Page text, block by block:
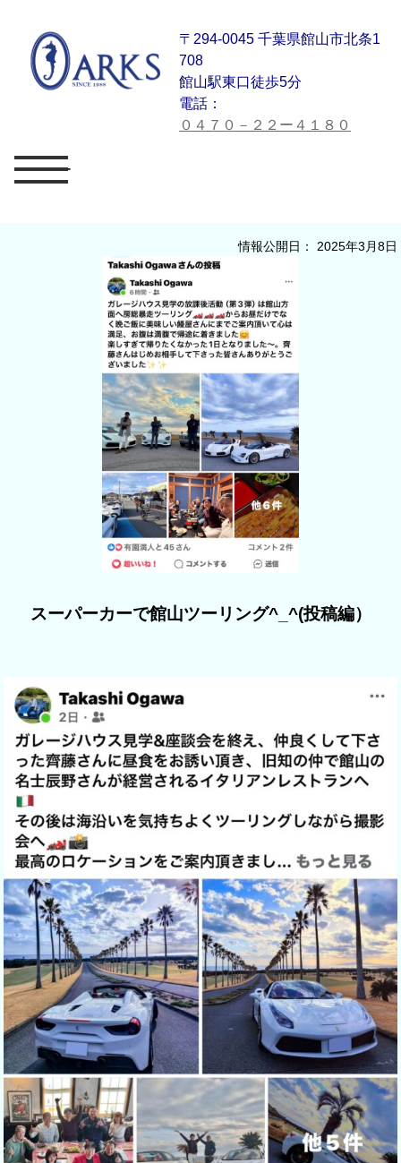
〒294-0045 千葉県館山市北条1
708
館山駅東口徒歩5分
電話：
０４７０－２２ー４１８０
メニュー
情報公開日： 2025年3月8日
スーパーカーで館山ツーリング^_^(投稿編）